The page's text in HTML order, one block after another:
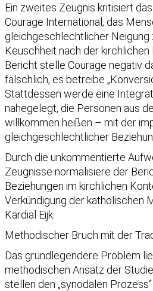
Ein zweites Zeugnis kritisiert
Courage International, das
gleichgeschlechtlicher Neigung
Keuschheit nach der
Bericht stelle Courage negativ
fälschlich, es betreibe
Stattdessen werde eine
nahegelegt, die Personen aus
willkommen heißen – mit der
gleichgeschlechtlicher
Durch die unkommentierte
Zeugnisse normalisiere der
Beziehungen im kirchlichen
Verkündigung der katholischen
Kardial Eijk.
Methodischer Bruch mit der
Das grundlegendere Problem
methodischen Ansatz der
stellen den „synodalen